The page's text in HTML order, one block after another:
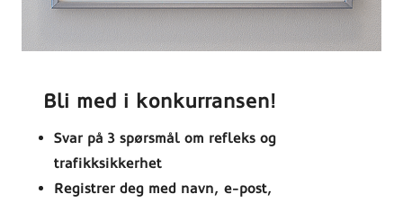
Bli med i konkurransen!
Svar på 3 spørsmål om refleks og
trafikksikkerhet
Registrer deg med navn, e-post,